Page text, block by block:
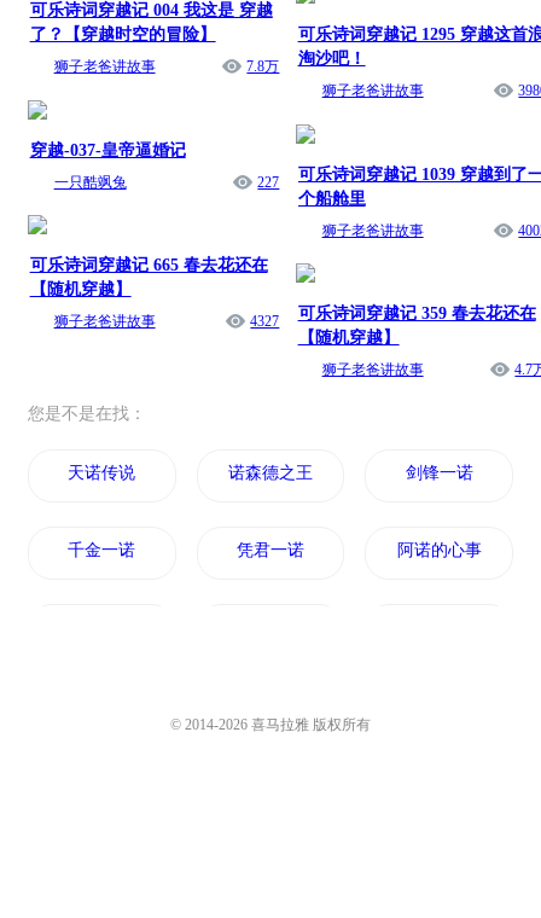
可乐诗词穿越记 004 我这是 穿越
了？【穿越时空的冒险】
狮子老爸讲故事 7.8万
穿越-037-皇帝逼婚记
一只酷飒兔 227
可乐诗词穿越记 665 春去花还在
【随机穿越】
狮子老爸讲故事 4327
可乐诗词穿越记 1295 穿越这首
淘沙吧！
狮子老爸讲故事
可乐诗词穿越记 1039 穿越到了
个船舱里
狮子老爸讲故事
可乐诗词穿越记 359 春去花还在
【随机穿越】
狮子老爸讲故事 4.7
您是不是在找：
天诺传说 诺森德之王 剑锋一诺
千金一诺 凭君一诺 阿诺的心事
© 2014-2026 喜马拉雅 版权所有